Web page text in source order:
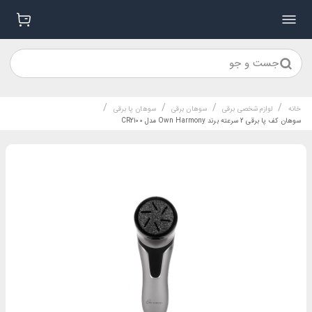
جست و جو
خانه / لوازم شخصی برقی / سوهان برقی / سوهان پا برقی /
سوهان کف پا برقی 2 سرعته برند Own Harmony مدل CR2100